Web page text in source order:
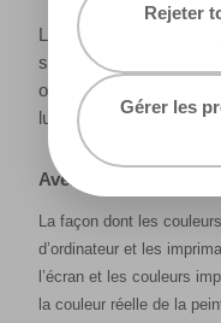
Rejeter
Gérer les
La lumière naturelle et
sur le rendu des
outil pour voir le rendu
lumière.
Avertissement
La façon dont les
d’ordinateur et les
l’écran et les couleurs
la couleur réelle de la